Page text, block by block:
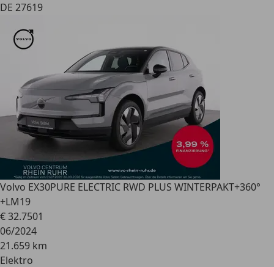
DE 27619
Volvo EX30PURE ELECTRIC RWD PLUS WINTERPAKT+360°
+LM19
€ 32.7501
06/2024
21.659 km
Elektro